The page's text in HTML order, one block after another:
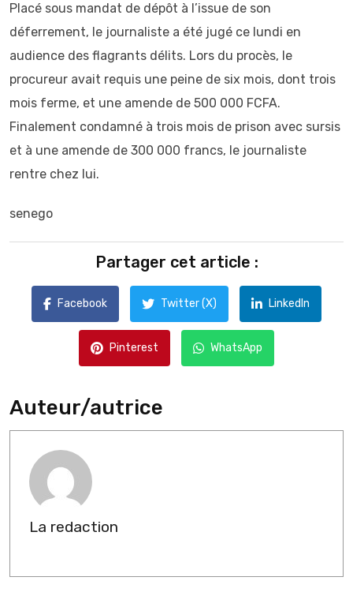
Placé sous mandat de dépôt à l’issue de son
déferrement, le journaliste a été jugé ce lundi en
audience des flagrants délits. Lors du procès, le
procureur avait requis une peine de six mois, dont trois
mois ferme, et une amende de 500 000 FCFA.
Finalement condamné à trois mois de prison avec sursis
et à une amende de 300 000 francs, le journaliste
rentre chez lui.
senego
Partager cet article :
Facebook Twitter (X) LinkedIn
Pinterest WhatsApp
Auteur/autrice
La redaction